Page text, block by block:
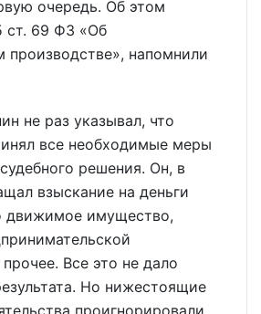
очередь. Об этом
ст. 69 ФЗ «Об
производстве», напомнили
не раз указывал, что
все необходимые меры
решения. Он, в
взыскание на деньги
движимое имущество,
Все это не дало
Но нижестоящие